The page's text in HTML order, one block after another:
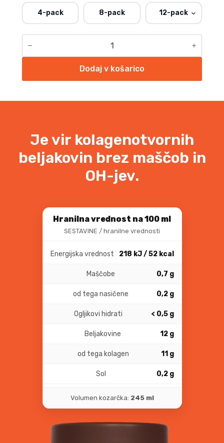
4-pack 8-pack 12-pack
PRAVA
KOSTNA
Dodaj v košarico
Je vir kolagenotvornih
beljakovin brez maščob in
OH-jev.
Hranilna vrednost na 100 ml
SESTAVINE / hranilne vrednosti
Energijska vrednost 218 kJ / 52 kcal
Maščobe 0,7 g
od tega nasičene 0,2 g
Ogljikovi hidrati < 0,5 g
Beljakovine 12 g
od tega kolagen 11 g
Sol 0,2 g
Volumen kozarčka: 245 ml